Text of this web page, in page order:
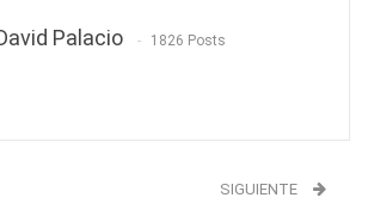
Palacio 1826 Posts
SIGUIENTE